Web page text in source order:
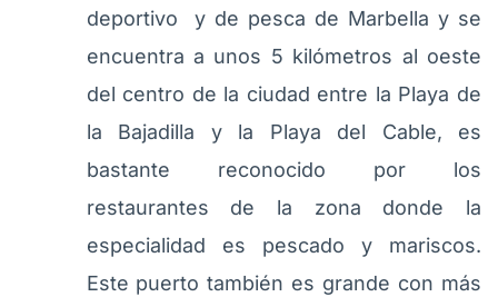
deportivo y de pesca de Marbella y se
encuentra a unos 5 kilómetros al oeste
del centro de la ciudad entre la Playa de
la Bajadilla y la Playa del Cable, es
bastante reconocido por los
restaurantes de la zona donde la
especialidad es pescado y mariscos.
Este puerto también es grande con más